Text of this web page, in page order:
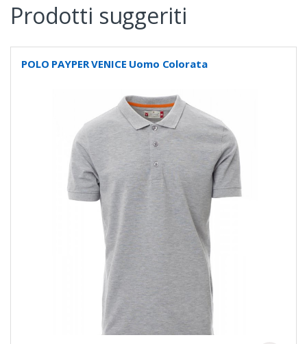
Prodotti suggeriti
POLO PAYPER VENICE Uomo Colorata